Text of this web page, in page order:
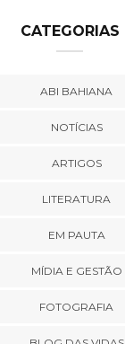
CATEGORIAS
ABI BAHIANA
NOTÍCIAS
ARTIGOS
LITERATURA
EM PAUTA
MÍDIA E GESTÃO
FOTOGRAFIA